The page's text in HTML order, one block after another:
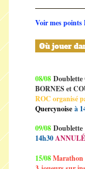
Voir mes points
Où jouer
08/08 Doublette
BORNES et
ROC organisé
Quercynoise à
09/08 Doublette
14h30ANNULÉ
15/08Marathon